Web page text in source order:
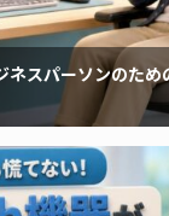
スパーソンのた